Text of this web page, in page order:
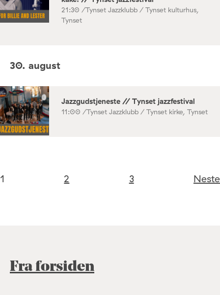
21:30 /Tynset Jazzklubb / Tynset kulturhus,
Tynset
30. august
Jazzgudstjeneste // Tynset jazzfestival
11:00 /Tynset Jazzklubb / Tynset kirke, Tynset
1 2 3 Neste
Fra forsiden